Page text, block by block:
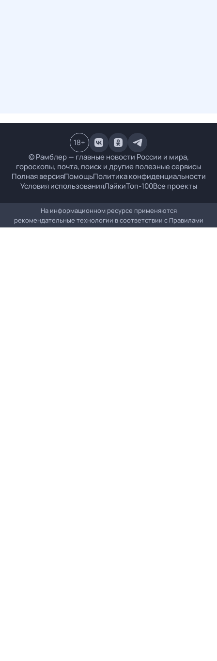
© Рамблер — главные новости России и мира,
гороскопы, почта, поиск и другие полезные сервисы
Полная версияПомощьПолитика конфиденциальности
Условия использованияЛайкиТоп-100Все проекты
18+
На информационном ресурсе применяются
рекомендательные технологии в соответствии с Правилами